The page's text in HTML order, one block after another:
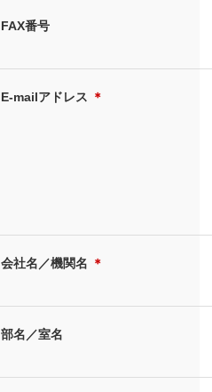
FAX番号
E-mailアドレス ＊
会社名／機関名 ＊
部名／室名